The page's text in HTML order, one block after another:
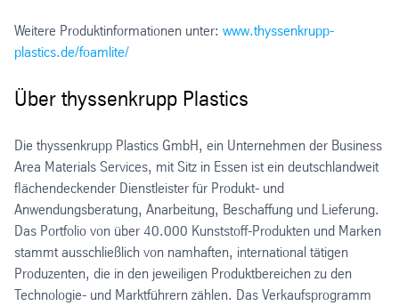
Weitere Produktinformationen unter: www.thyssenkrupp-
plastics.de/foamlite/
Über thyssenkrupp Plastics
Die thyssenkrupp Plastics GmbH, ein Unternehmen der Business
Area Materials Services, mit Sitz in Essen ist ein deutschlandweit
flächendeckender Dienstleister für Produkt- und
Anwendungsberatung, Anarbeitung, Beschaffung und Lieferung.
Das Portfolio von über 40.000 Kunststoff-Produkten und Marken
stammt ausschließlich von namhaften, international tätigen
Produzenten, die in den jeweiligen Produktbereichen zu den
Technologie- und Marktführern zählen. Das Verkaufsprogramm